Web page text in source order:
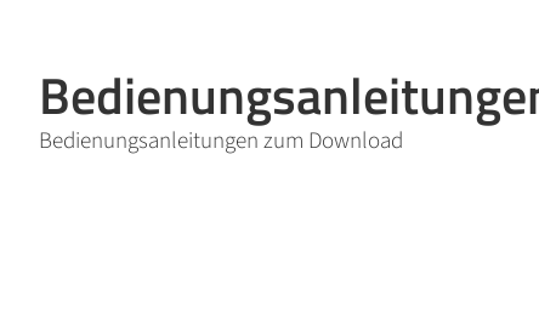
Bedienungsanleitungen zum Download